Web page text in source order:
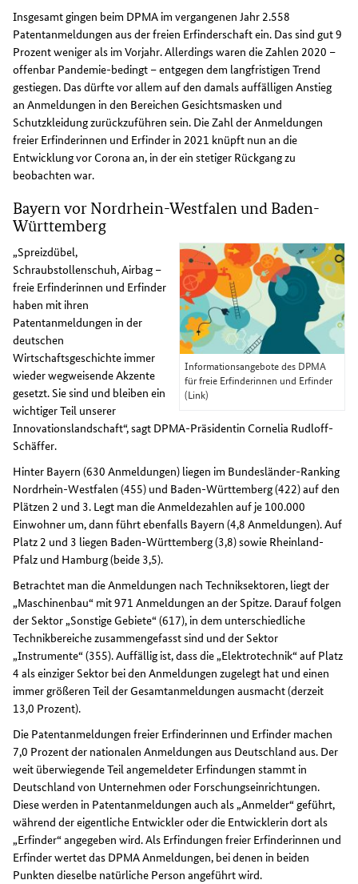
Insgesamt gingen beim DPMA im vergangenen Jahr 2.558
Patentanmeldungen aus der freien Erfinderschaft ein. Das sind gut 9
Prozent weniger als im Vorjahr. Allerdings waren die Zahlen 2020 –
offenbar Pandemie-bedingt – entgegen dem langfristigen Trend
gestiegen. Das dürfte vor allem auf den damals auffälligen Anstieg
an Anmeldungen in den Bereichen Gesichtsmasken und
Schutzkleidung zurückzuführen sein. Die Zahl der Anmeldungen
freier Erfinderinnen und Erfinder in 2021 knüpft nun an die
Entwicklung vor Corona an, in der ein stetiger Rückgang zu
beobachten war.
Bayern vor Nordrhein-Westfalen und Baden-
Württemberg
Informationsangebote des DPMA
für freie Erfinderinnen und Erfinder
(Link)
„Spreizdübel,
Schraubstollenschuh, Airbag –
freie Erfinderinnen und Erfinder
haben mit ihren
Patentanmeldungen in der
deutschen
Wirtschaftsgeschichte immer
wieder wegweisende Akzente
gesetzt. Sie sind und bleiben ein
wichtiger Teil unserer
Innovationslandschaft“, sagt DPMA-Präsidentin Cornelia Rudloff-
Schäffer.
Hinter Bayern (630 Anmeldungen) liegen im Bundesländer-Ranking
Nordrhein-Westfalen (455) und Baden-Württemberg (422) auf den
Plätzen 2 und 3. Legt man die Anmeldezahlen auf je 100.000
Einwohner um, dann führt ebenfalls Bayern (4,8 Anmeldungen). Auf
Platz 2 und 3 liegen Baden-Württemberg (3,8) sowie Rheinland-
Pfalz und Hamburg (beide 3,5).
Betrachtet man die Anmeldungen nach Techniksektoren, liegt der
„Maschinenbau“ mit 971 Anmeldungen an der Spitze. Darauf folgen
der Sektor „Sonstige Gebiete“ (617), in dem unterschiedliche
Technikbereiche zusammengefasst sind und der Sektor
„Instrumente“ (355). Auffällig ist, dass die „Elektrotechnik“ auf Platz
4 als einziger Sektor bei den Anmeldungen zugelegt hat und einen
immer größeren Teil der Gesamtanmeldungen ausmacht (derzeit
13,0 Prozent).
Die Patentanmeldungen freier Erfinderinnen und Erfinder machen
7,0 Prozent der nationalen Anmeldungen aus Deutschland aus. Der
weit überwiegende Teil angemeldeter Erfindungen stammt in
Deutschland von Unternehmen oder Forschungseinrichtungen.
Diese werden in Patentanmeldungen auch als „Anmelder“ geführt,
während der eigentliche Entwickler oder die Entwicklerin dort als
„Erfinder“ angegeben wird. Als Erfindungen freier Erfinderinnen und
Erfinder wertet das DPMA Anmeldungen, bei denen in beiden
Punkten dieselbe natürliche Person angeführt wird.